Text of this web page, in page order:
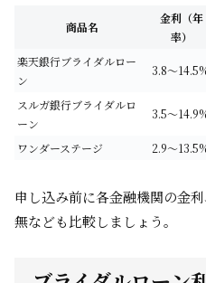
商品名
金利（年
率）
楽天銀行ブライダルロー
ン
3.8～
スルガ銀行ブライダルロ
ーン
3.5～
ワンダーステージ
2.9～
申し込み前に各金融機関の金
無なども比較しましょう。